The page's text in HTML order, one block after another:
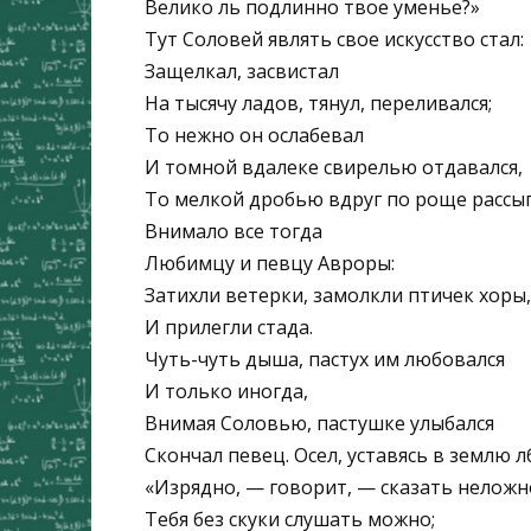
Велико ль подлинно твое уменье?»
Тут Соловей являть свое искусство стал:
Защелкал, засвистал
На тысячу ладов, тянул, переливался;
То нежно он ослабевал
И томной вдалеке свирелью отдавался,
То мелкой дробью вдруг по роще
Внимало все тогда
Любимцу и певцу Авроры:
Затихли ветерки, замолкли птичек хоры,
И прилегли стада.
Чуть-чуть дыша, пастух им любовался
И только иногда,
Внимая Соловью, пастушке улыбался
Скончал певец. Осел, уставясь в землю
«Изрядно, — говорит, — сказать
Тебя без скуки слушать можно;